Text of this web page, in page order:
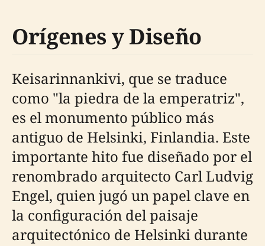
Orígenes y Diseño
Keisarinnankivi, que se traduce
como "la piedra de la emperatriz",
es el monumento público más
antiguo de Helsinki, Finlandia. Este
importante hito fue diseñado por el
renombrado arquitecto Carl Ludvig
Engel, quien jugó un papel clave en
la configuración del paisaje
arquitectónico de Helsinki durante